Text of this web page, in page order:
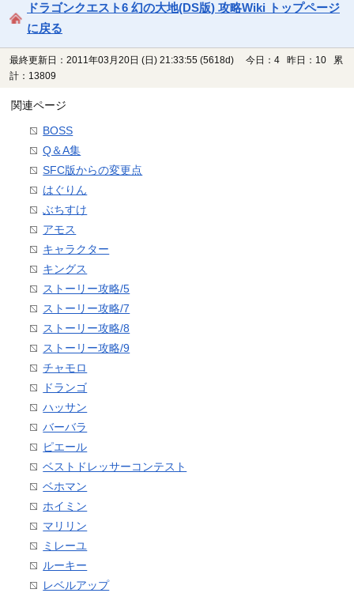
ドラゴンクエスト6 幻の大地(DS版) 攻略Wiki トップページ
に戻る
最終更新日：2011年03月20日 (日) 21:33:55 (5618d)
今日：4 昨日：10 累
計：13809
関連ページ
BOSS
Q＆A集
SFC版からの変更点
はぐりん
ぶちすけ
アモス
キャラクター
キングス
ストーリー攻略/5
ストーリー攻略/7
ストーリー攻略/8
ストーリー攻略/9
チャモロ
ドランゴ
ハッサン
バーバラ
ピエール
ベストドレッサーコンテスト
ベホマン
ホイミン
マリリン
ミレーユ
ルーキー
レベルアップ